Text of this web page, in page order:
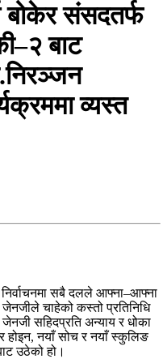
बोकेर संसदतर्फ
बाट
व्यस्त
सबै दलले आफ्ना–आफ्ना
चाहेको कस्तो प्रतिनिधि
सहिदप्रति अन्याय र धोका
होइन, नयाँ सोच र नयाँ स्कुलिङ
उठेको हो।